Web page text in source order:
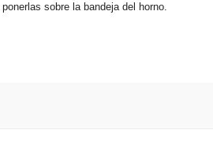
sobre la bandeja del horno.